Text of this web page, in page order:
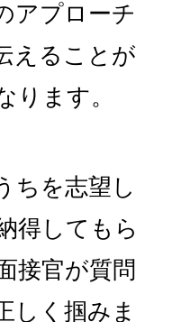
アプローチ
えることが
ります。
ちを志望し
得してもら
接官が質問
しく掴みま